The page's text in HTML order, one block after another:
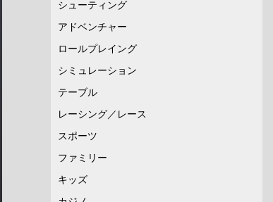
シューティング
アドベンチャー
ロールプレイング
シミュレーション
テーブル
レーシング／レース
スポーツ
ファミリー
キッズ